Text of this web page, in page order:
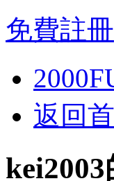
免費註冊
返回